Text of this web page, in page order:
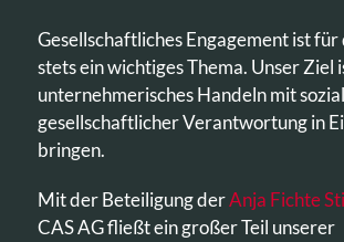
Gesellschaftliches Engagement ist für
stets ein wichtiges Thema. Unser Ziel
unternehmerisches Handeln mit
gesellschaftlicher Verantwortung in
bringen.
Mit der Beteiligung derAnja Fichte
CAS AG fließt ein großer Teil unserer